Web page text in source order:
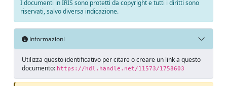
I documenti in IRIS sono protetti da copyright e tutti i diritti sono
riservati, salvo diversa indicazione.
Informazioni
Utilizza questo identificativo per citare o creare un link a questo
documento: https://hdl.handle.net/11573/1758603